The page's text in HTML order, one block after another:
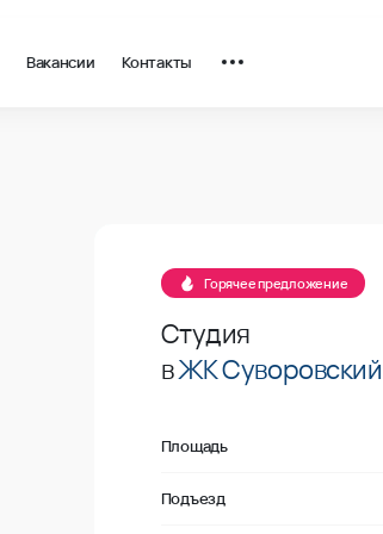
Вакансии Контакты
Горячее предложение
Студия
вЖК Суворовский
Площадь
Подъезд